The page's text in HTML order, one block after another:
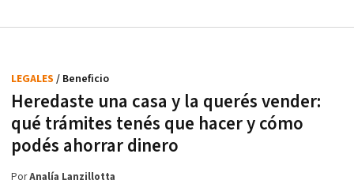
Heredaste una casa y la querés vender:
qué trámites tenés que hacer y cómo
podés ahorrar dinero
LEGALES / Beneficio
PorAnalía Lanzillotta